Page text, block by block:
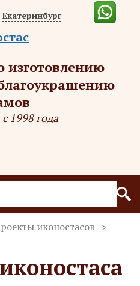
Екатеринбург
изготовлению
1998 года
иконостасов